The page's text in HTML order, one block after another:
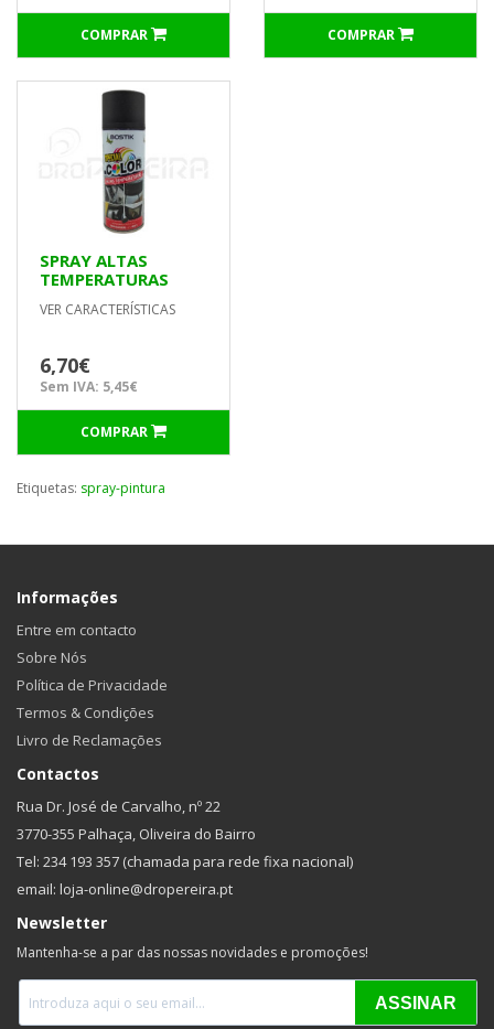
COMPRAR COMPRAR
SPRAY ALTAS
TEMPERATURAS
ANTRACITE
VER CARACTERÍSTICAS
6,70€
Sem IVA: 5,45€
COMPRAR
Etiquetas: spray-pintura
Informações
Entre em contacto
Sobre Nós
Política de Privacidade
Termos & Condições
Livro de Reclamações
Contactos
Rua Dr. José de Carvalho, nº 22
3770-355 Palhaça, Oliveira do Bairro
Tel: 234 193 357 (chamada para rede fixa nacional)
email: loja-online@dropereira.pt
Newsletter
Mantenha-se a par das nossas novidades e promoções!